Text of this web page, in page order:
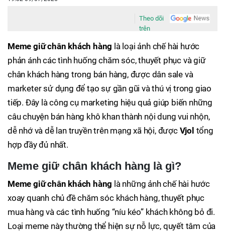
Theo dõi
trên
Meme giữ chân khách hàng là loại ảnh chế hài hước
phản ánh các tình huống chăm sóc, thuyết phục và giữ
chân khách hàng trong bán hàng, được dân sale và
marketer sử dụng để tạo sự gần gũi và thú vị trong giao
tiếp. Đây là công cụ marketing hiệu quả giúp biến những
câu chuyện bán hàng khô khan thành nội dung vui nhộn,
dễ nhớ và dễ lan truyền trên mạng xã hội, được Vjol tổng
hợp đầy đủ nhất.
Meme giữ chân khách hàng là gì?
Meme giữ chân khách hàng là những ảnh chế hài hước
xoay quanh chủ đề chăm sóc khách hàng, thuyết phục
mua hàng và các tình huống “níu kéo” khách không bỏ đi.
Loại meme này thường thể hiện sự nỗ lực, quyết tâm của